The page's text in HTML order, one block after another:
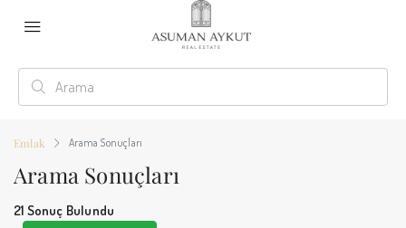
Emlak Arama Sonuçları
Arama Sonuçları
21 Sonuç Bulundu